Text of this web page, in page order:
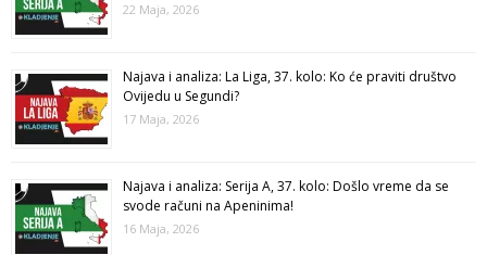
22 Maja, 2026
Najava i analiza: La Liga, 37. kolo: Ko će praviti društvo
Ovijedu u Segundi?
17 Maja, 2026
Najava i analiza: Serija A, 37. kolo: Došlo vreme da se
svode računi na Apeninima!
16 Maja, 2026